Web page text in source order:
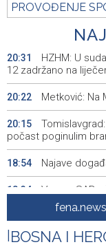
PROVOĐENJE
20:31
HZHM: U
12 zadržano na
20:22 Metković: Na
20:15
počast poginulim
18:54 Najave
18:34
Vance: SAD
nafte kroz Hormuški
18:21
Iranski šef
zatvoren dok SAD
fena.news
BOSNA I